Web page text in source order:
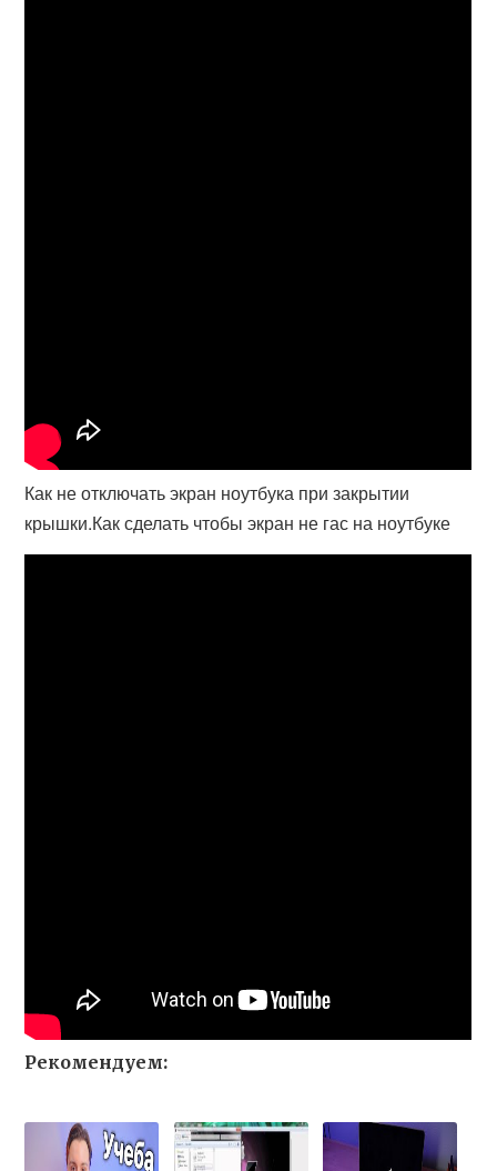
Как не отключать экран ноутбука при закрытии
крышки.Как сделать чтобы экран не гас на ноутбуке
Рекомендуем: